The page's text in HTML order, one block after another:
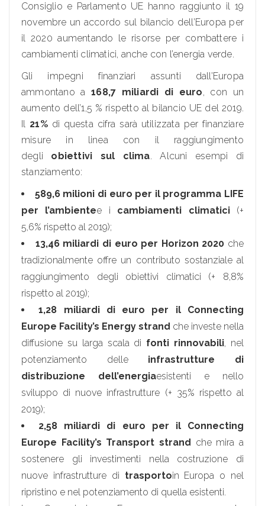
Consiglio e Parlamento UE hanno raggiunto il 19
novembre un accordo sul bilancio dell’Europa per
il 2020 aumentando le risorse per combattere i
cambiamenti climatici, anche con l’energia verde.
Gli impegni finanziari assunti dall’Europa
ammontano a168,7 miliardi di euro, con un
aumento dell’1,5 % rispetto al bilancio UE del 2019.
Il 21%di questa cifra sarà utilizzata per finanziare
misure in linea con il raggiungimento
degli obiettivi sul clima. Alcuni esempi di
stanziamento:
589,6 milioni di euro per il programma LIFE
per l’ambientee i cambiamenti climatici(+
5,6% rispetto al 2019);
13,46 miliardi di euro per Horizon 2020 che
tradizionalmente offre un contributo sostanziale al
raggiungimento degli obiettivi climatici (+ 8,8%
rispetto al 2019);
1,28 miliardi di euro per il Connecting
Europe Facility’s Energy strand che investe nella
diffusione su larga scala di fonti rinnovabili, nel
potenziamento delle infrastrutture di
distribuzione dell’energiaesistenti e nello
sviluppo di nuove infrastrutture (+ 35% rispetto al
2019);
2,58 miliardi di euro per il Connecting
Europe Facility’s Transport strand che mira a
sostenere gli investimenti nella costruzione di
nuove infrastrutture di trasportoin Europa o nel
ripristino e nel potenziamento di quella esistenti.